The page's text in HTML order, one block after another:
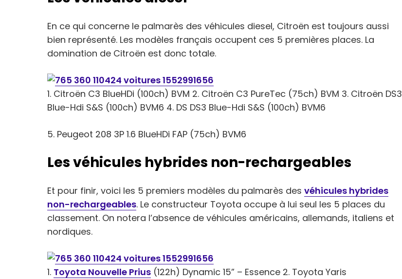
En ce qui concerne le palmarès des véhicules diesel, Citroën est toujours aussi
bien représenté. Les modèles français occupent ces 5 premières places. La
domination de Citroën est donc totale.
1. Citroën C3 BlueHDi (100ch) BVM 2. Citroën C3 PureTec (75ch) BVM 3. Citroën DS3
Blue-Hdi S&S (100ch) BVM6 4. DS DS3 Blue-Hdi S&S (100ch) BVM6
5. Peugeot 208 3P 1.6 BlueHDi FAP (75ch) BVM6
Les véhicules hybrides non-rechargeables
Et pour finir, voici les 5 premiers modèles du palmarès des véhicules hybrides
non-rechargeables. Le constructeur Toyota occupe à lui seul les 5 places du
classement. On notera l’absence de véhicules américains, allemands, italiens et
nordiques.
1. Toyota Nouvelle Prius (122h) Dynamic 15” – Essence 2. Toyota Yaris